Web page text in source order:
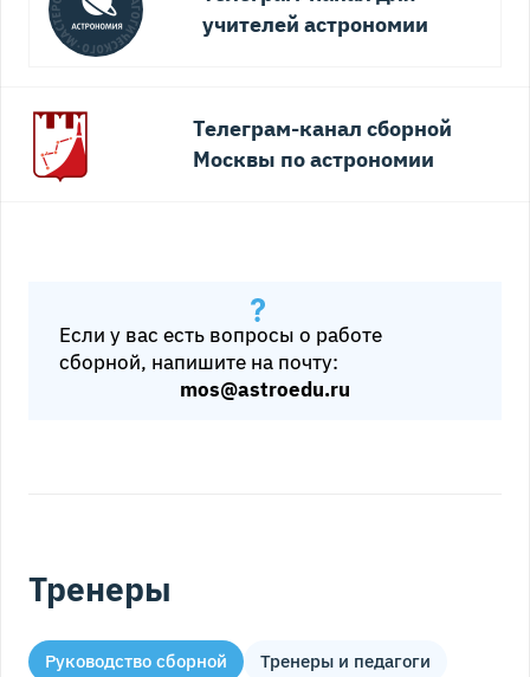
учителей астрономии
Телеграм-канал сборной
Москвы по астрономии
Если у вас есть вопросы о работе
сборной, напишите на почту:
mos@astroedu.ru
Тренеры
Руководство сборной
Тренеры и педагоги